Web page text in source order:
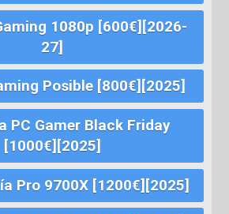
1080p [600€][2026-
27]
Posible [800€][2025]
PC Gamer Black Friday
[1000€][2025]
Pro 9700X [1200€][2025]